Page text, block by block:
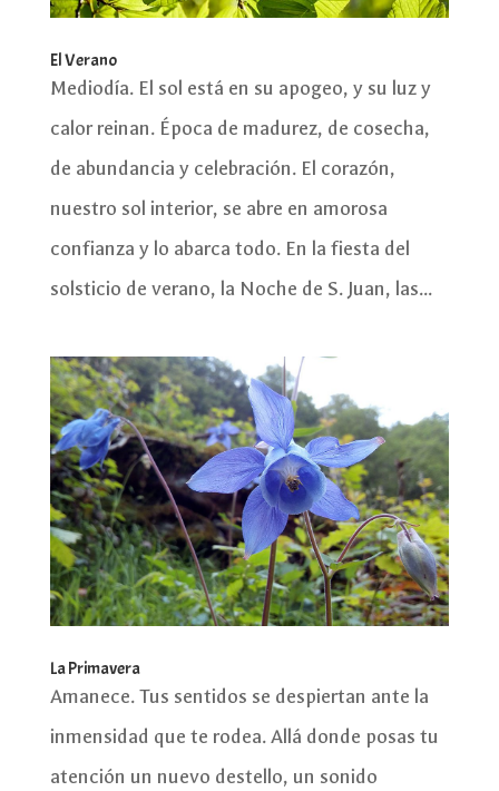
El Verano
Mediodía. El sol está en su apogeo, y su luz y
calor reinan. Época de madurez, de cosecha,
de abundancia y celebración. El corazón,
nuestro sol interior, se abre en amorosa
confianza y lo abarca todo. En la fiesta del
solsticio de verano, la Noche de S. Juan, las...
La Primavera
Amanece. Tus sentidos se despiertan ante la
inmensidad que te rodea. Allá donde posas tu
atención un nuevo destello, un sonido